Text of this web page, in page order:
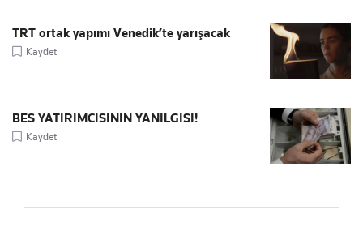
TRT ortak yapımı Venedik’te yarışacak
Kaydet
BES YATIRIMCISININ YANILGISI!
Kaydet